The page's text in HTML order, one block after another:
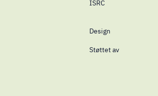
ISRC
Design
Støttet av